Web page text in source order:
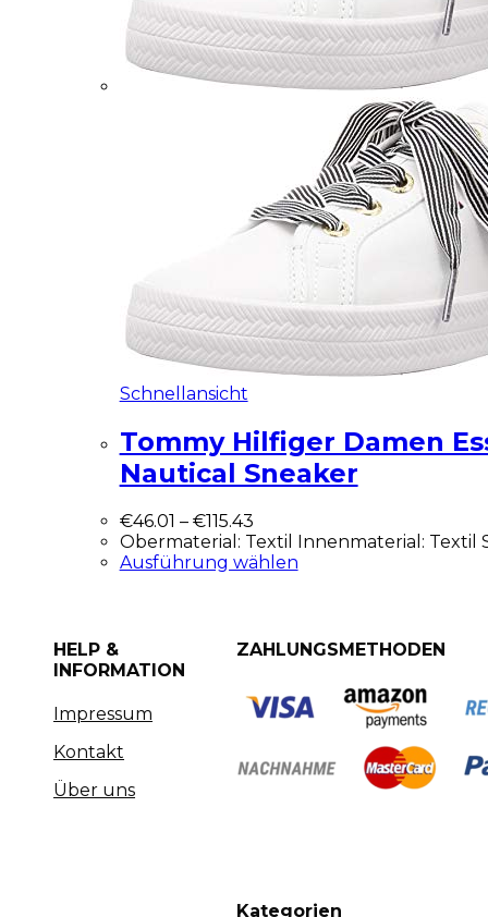
Schnellansicht
Tommy Hilfiger Damen
Nautical Sneaker
€46.01 – €115.43
Obermaterial: Textil Innenmaterial: Textil
Ausführung wählen
HELP &
INFORMATION
Impressum
Kontakt
Über uns
ZAHLUNGSMETHODEN
Kategorien